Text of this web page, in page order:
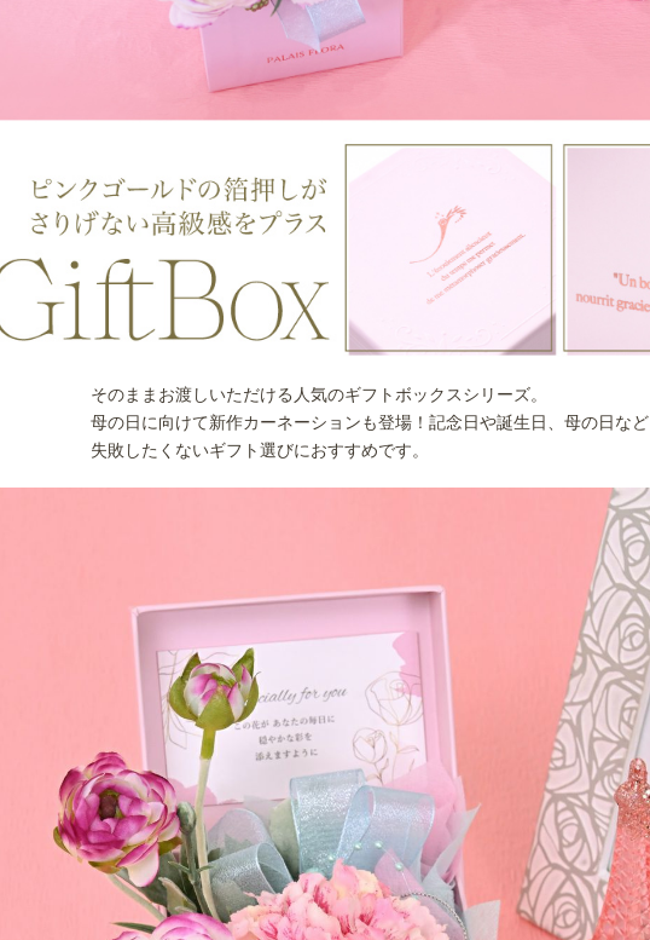
そのままお渡しいただける人気のギフトボックスシリーズ。
母の日に向けて新作カーネーションも登場！記念日や誕生日、母の日など
失敗したくないギフト選びにおすすめです。